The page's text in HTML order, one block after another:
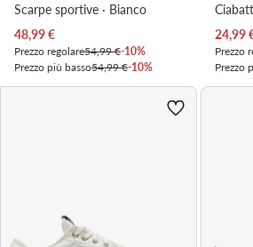
Scarpe sportive · Bianco
Prezzo attuale
48,99€
Prezzo regolare54,99 €-10%
Prezzo più basso54,99 €-10%
Prezzo
24,99
Prezzo
Prezzo